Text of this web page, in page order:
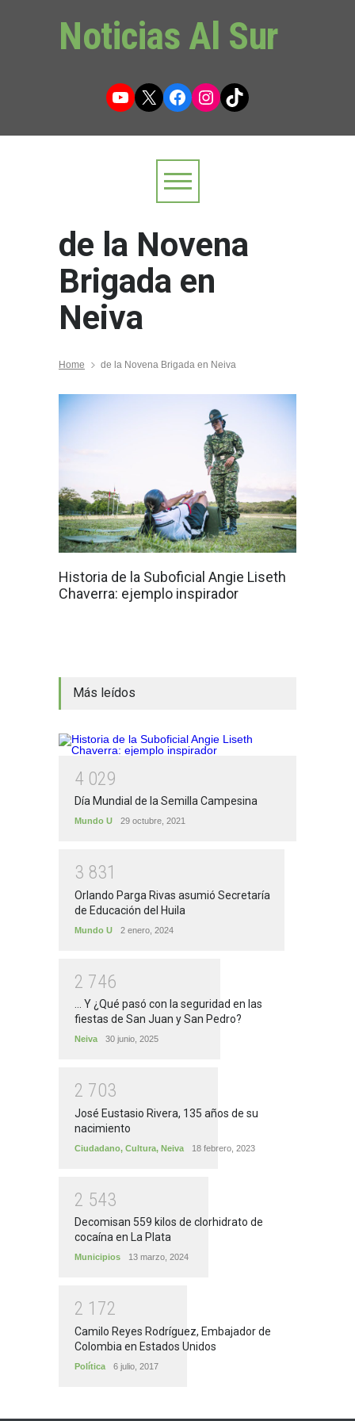
Noticias Al Sur
YouTube
X Facebook
Instagram
TikTok
de la Novena
Brigada en
Neiva
Home de la Novena Brigada en Neiva
Historia de la Suboficial Angie Liseth
Chaverra: ejemplo inspirador
Más leídos
4 029
Día Mundial de la Semilla Campesina
Mundo U 29 octubre, 2021
3 831
Orlando Parga Rivas asumió Secretaría
de Educación del Huila
Mundo U 2 enero, 2024
2 746
... Y ¿Qué pasó con la seguridad en las
fiestas de San Juan y San Pedro?
Neiva 30 junio, 2025
2 703
José Eustasio Rivera, 135 años de su
nacimiento
Ciudadano, Cultura, Neiva 18 febrero, 2023
2 543
Decomisan 559 kilos de clorhidrato de
cocaína en La Plata
Municipios 13 marzo, 2024
2 1 72
Camilo Reyes Rodríguez, Embajador de
Colombia en Estados Unidos
Política 6 julio, 2017